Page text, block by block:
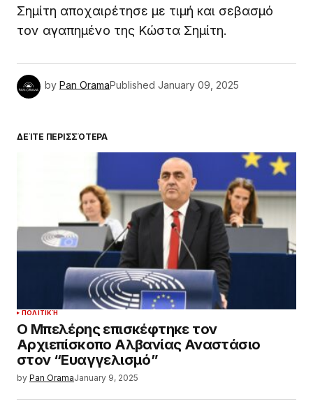
Σημίτη αποχαιρέτησε με τιμή και σεβασμό
τον αγαπημένο της Κώστα Σημίτη.
by Pan OramaPublished January 09, 2025
ΔΕΊΤΕ ΠΕΡΙΣΣΌΤΕΡΑ
ΠΟΛΙΤΙΚΉ
Ο Μπελέρης επισκέφτηκε τον
Αρχιεπίσκοπο Αλβανίας Αναστάσιο
στον “Ευαγγελισμό”
by Pan OramaJanuary 9, 2025